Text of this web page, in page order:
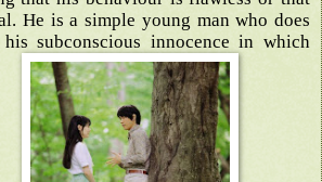
He is a simple young man who does
subconscious innocence in which